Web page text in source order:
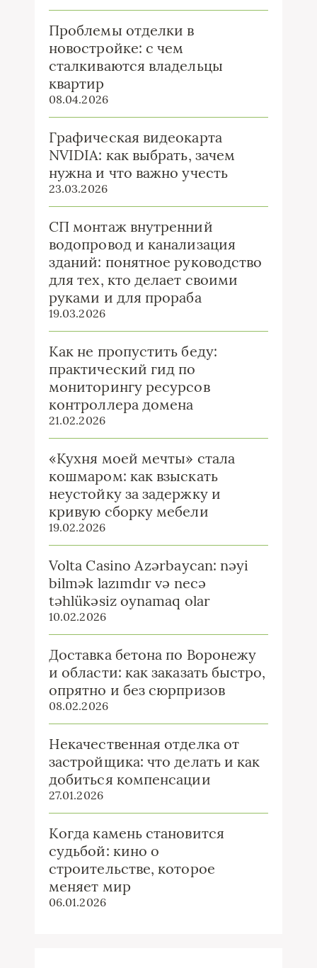
Проблемы отделки в
новостройке: с чем
сталкиваются владельцы
квартир
08.04.2026
Графическая видеокарта
NVIDIA: как выбрать, зачем
нужна и что важно учесть
23.03.2026
СП монтаж внутренний
водопровод и канализация
зданий: понятное руководство
для тех, кто делает своими
руками и для прораба
19.03.2026
Как не пропустить беду:
практический гид по
мониторингу ресурсов
контроллера домена
21.02.2026
«Кухня моей мечты» стала
кошмаром: как взыскать
неустойку за задержку и
кривую сборку мебели
19.02.2026
Volta Casino Azərbaycan: nəyi
bilmək lazımdır və necə
təhlükəsiz oynamaq olar
10.02.2026
Доставка бетона по Воронежу
и области: как заказать быстро,
опрятно и без сюрпризов
08.02.2026
Некачественная отделка от
застройщика: что делать и как
добиться компенсации
27.01.2026
Когда камень становится
судьбой: кино о
строительстве, которое
меняет мир
06.01.2026